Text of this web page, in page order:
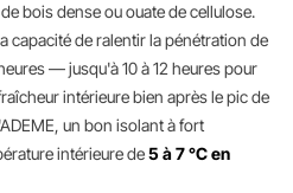
bois dense ou ouate de cellulose.
capacité de ralentir la pénétration de
— jusqu'à 10 à 12 heures pour
intérieure bien après le pic de
un bon isolant à fort
intérieure de5 à 7 °C en